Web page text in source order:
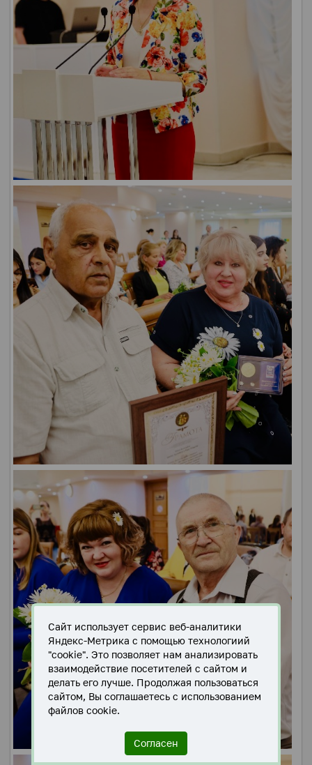
Сайт использует сервис веб-аналитики
Яндекс-Метрика с помощью технологиий
"cookie". Это позволяет нам анализировать
взаимодействие посетителей с сайтом и
делать его лучше. Продолжая пользоваться
сайтом, Вы соглашаетесь с использованием
файлов cookie.
Согласен